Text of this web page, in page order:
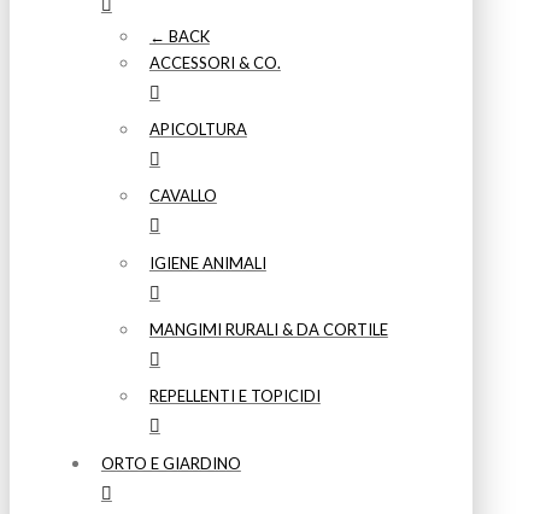
← BACK
ACCESSORI & CO.
APICOLTURA
CAVALLO
IGIENE ANIMALI
MANGIMI RURALI & DA CORTILE
REPELLENTI E TOPICIDI
ORTO E GIARDINO